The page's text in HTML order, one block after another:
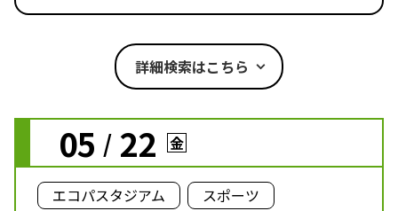
詳細検索はこちら
05 / 22 金
エコパスタジアム スポーツ